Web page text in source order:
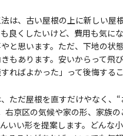
は、古い屋根の上に新しい屋
良くしたいけど、費用も気にな
と思います。ただ、下地の状
もあります。安いからって飛
ればよかった」って後悔する
ただ屋根を直すだけやなく、
右京区の気候や家の形、家族
いい形を提案します。どんな